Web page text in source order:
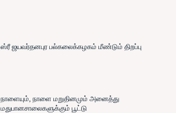
ஸ்ரீ ஜயவர்தனபுர பல்கலைக்கழகம் மீண்டும் திறப்பு
நாளையும், நாளை மறுதினமும் அனைத்து
மதுபானசாலைகளுக்கும் பூட்டு